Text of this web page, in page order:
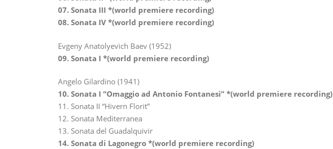
07. Sonata III *(world premiere recording)
08. Sonata IV *(world premiere recording)
Evgeny Anatolyevich Baev (1952)
09. Sonata I *(world premiere recording)
Angelo Gilardino (1941)
10. Sonata I “Omaggio ad Antonio Fontanesi” *(world premiere recording)
11. Sonata II “Hivern Florit”
12. Sonata Mediterranea
13. Sonata del Guadalquivir
14. Sonata di Lagonegro *(world premiere recording)